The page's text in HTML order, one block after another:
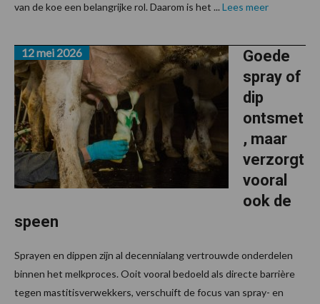
van de koe een belangrijke rol. Daarom is het ... Lees meer
Goede
spray of
dip
ontsmet
, maar
verzorgt
vooral
ook de
speen
12 mei 2026
Sprayen en dippen zijn al decennialang vertrouwde onderdelen
binnen het melkproces. Ooit vooral bedoeld als directe barrière
tegen mastitisverwekkers, verschuift de focus van spray- en